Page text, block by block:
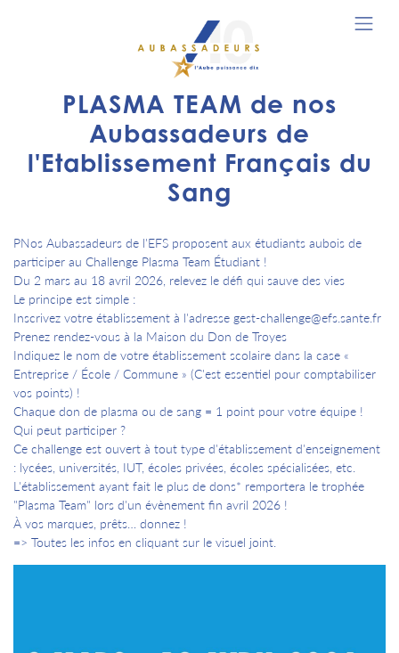
PLASMA TEAM de nos
Aubassadeurs de
l'Etablissement Français du
Sang
PNos Aubassadeurs de l'EFS proposent aux étudiants aubois de
participer au Challenge Plasma Team Étudiant !
Du 2 mars au 18 avril 2026, relevez le défi qui sauve des vies
Le principe est simple :
Inscrivez votre établissement à l'adresse gest-challenge@efs.sante.fr
Prenez rendez-vous à la Maison du Don de Troyes
Indiquez le nom de votre établissement scolaire dans la case «
Entreprise / École / Commune » (C'est essentiel pour comptabiliser
vos points) !
Chaque don de plasma ou de sang = 1 point pour votre équipe !
Qui peut participer ?
Ce challenge est ouvert à tout type d'établissement d'enseignement
: lycées, universités, IUT, écoles privées, écoles spécialisées, etc.
L'établissement ayant fait le plus de dons* remportera le trophée
"Plasma Team" lors d'un évènement fin avril 2026 !
À vos marques, prêts… donnez !
=> Toutes les infos en cliquant sur le visuel joint.